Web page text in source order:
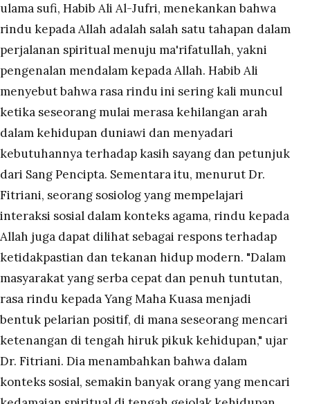
ulama sufi, Habib Ali Al-Jufri, menekankan bahwa
rindu kepada Allah adalah salah satu tahapan dalam
perjalanan spiritual menuju ma'rifatullah, yakni
pengenalan mendalam kepada Allah. Habib Ali
menyebut bahwa rasa rindu ini sering kali muncul
ketika seseorang mulai merasa kehilangan arah
dalam kehidupan duniawi dan menyadari
kebutuhannya terhadap kasih sayang dan petunjuk
dari Sang Pencipta. Sementara itu, menurut Dr.
Fitriani, seorang sosiolog yang mempelajari
interaksi sosial dalam konteks agama, rindu kepada
Allah juga dapat dilihat sebagai respons terhadap
ketidakpastian dan tekanan hidup modern. "Dalam
masyarakat yang serba cepat dan penuh tuntutan,
rasa rindu kepada Yang Maha Kuasa menjadi
bentuk pelarian positif, di mana seseorang mencari
ketenangan di tengah hiruk pikuk kehidupan," ujar
Dr. Fitriani. Dia menambahkan bahwa dalam
konteks sosial, semakin banyak orang yang mencari